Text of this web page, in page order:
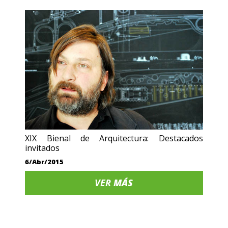
XIX Bienal de Arquitectura: Destacados
invitados
6/Abr/2015
VERMÁS